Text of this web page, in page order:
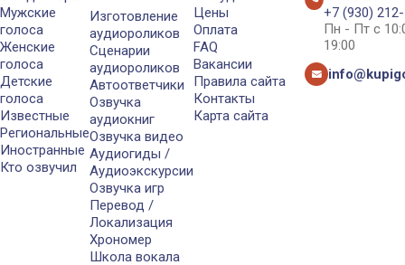
Мужские
голоса
Женские
голоса
Детские
голоса
Известные
Региональные
Иностранные
Кто озвучил
Изготовление
аудиороликов
Сценарии
аудиороликов
Автоответчики
Озвучка
аудиокниг
Озвучка видео
Аудиогиды /
Аудиоэкскурсии
Озвучка игр
Перевод /
Локализация
Хрономер
Школа вокала
Цены
Оплата
FAQ
Вакансии
Правила сайта
Контакты
Карта сайта
+7 (930)
Пн - Пт с
19:00